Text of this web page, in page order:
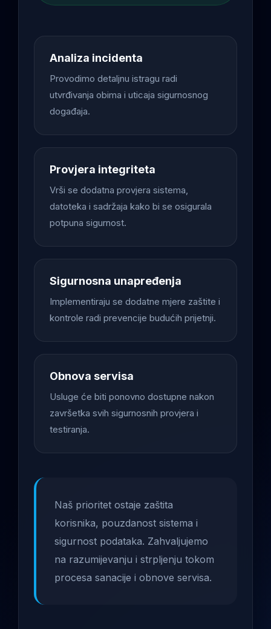
Analiza incidenta
Provodimo detaljnu istragu radi
utvrđivanja obima i uticaja sigurnosnog
događaja.
Provjera integriteta
Vrši se dodatna provjera sistema,
datoteka i sadržaja kako bi se osigurala
potpuna sigurnost.
Sigurnosna unapređenja
Implementiraju se dodatne mjere zaštite i
kontrole radi prevencije budućih prijetnji.
Obnova servisa
Usluge će biti ponovno dostupne nakon
završetka svih sigurnosnih provjera i
testiranja.
Naš prioritet ostaje zaštita
korisnika, pouzdanost sistema i
sigurnost podataka. Zahvaljujemo
na razumijevanju i strpljenju tokom
procesa sanacije i obnove servisa.